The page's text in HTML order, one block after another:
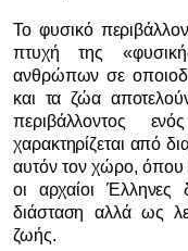
Το φυσικό
πτυχή της
ανθρώπων σε
και τα ζώα
περιβάλλοντος
χαρακτηρίζεται από
αυτόν τον χώρο, όπου
οι αρχαίοι
διάσταση αλλά ως
ζωής.